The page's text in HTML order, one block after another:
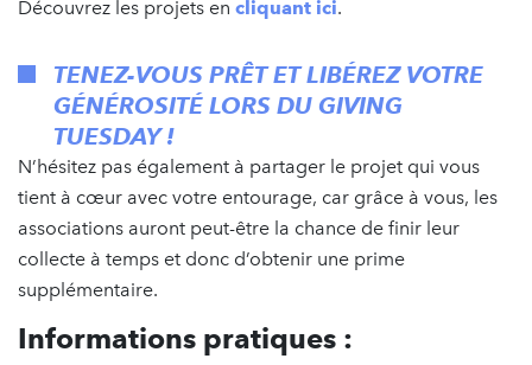
Découvrez les projets en cliquant ici.
TENEZ-VOUS PRÊT ETLIBÉREZ VOTRE
GÉNÉROSITÉ LORS DU GIVING
TUESDAY !
N’hésitez pas également à partager le projet qui vous
tient à cœur avec votre entourage, car grâce à vous, les
associations auront peut-être la chance de finir leur
collecte à temps et donc d’obtenir une prime
supplémentaire.
Informations pratiques :